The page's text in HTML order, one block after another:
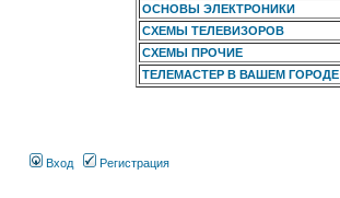
ОСНОВЫ ЭЛЕКТРОНИКИ
СХЕМЫ ТЕЛЕВИЗОРОВ
СХЕМЫ ПРОЧИЕ
ТЕЛЕМАСТЕР В ВАШЕМ ГОРОДЕ
Вход Регистрация